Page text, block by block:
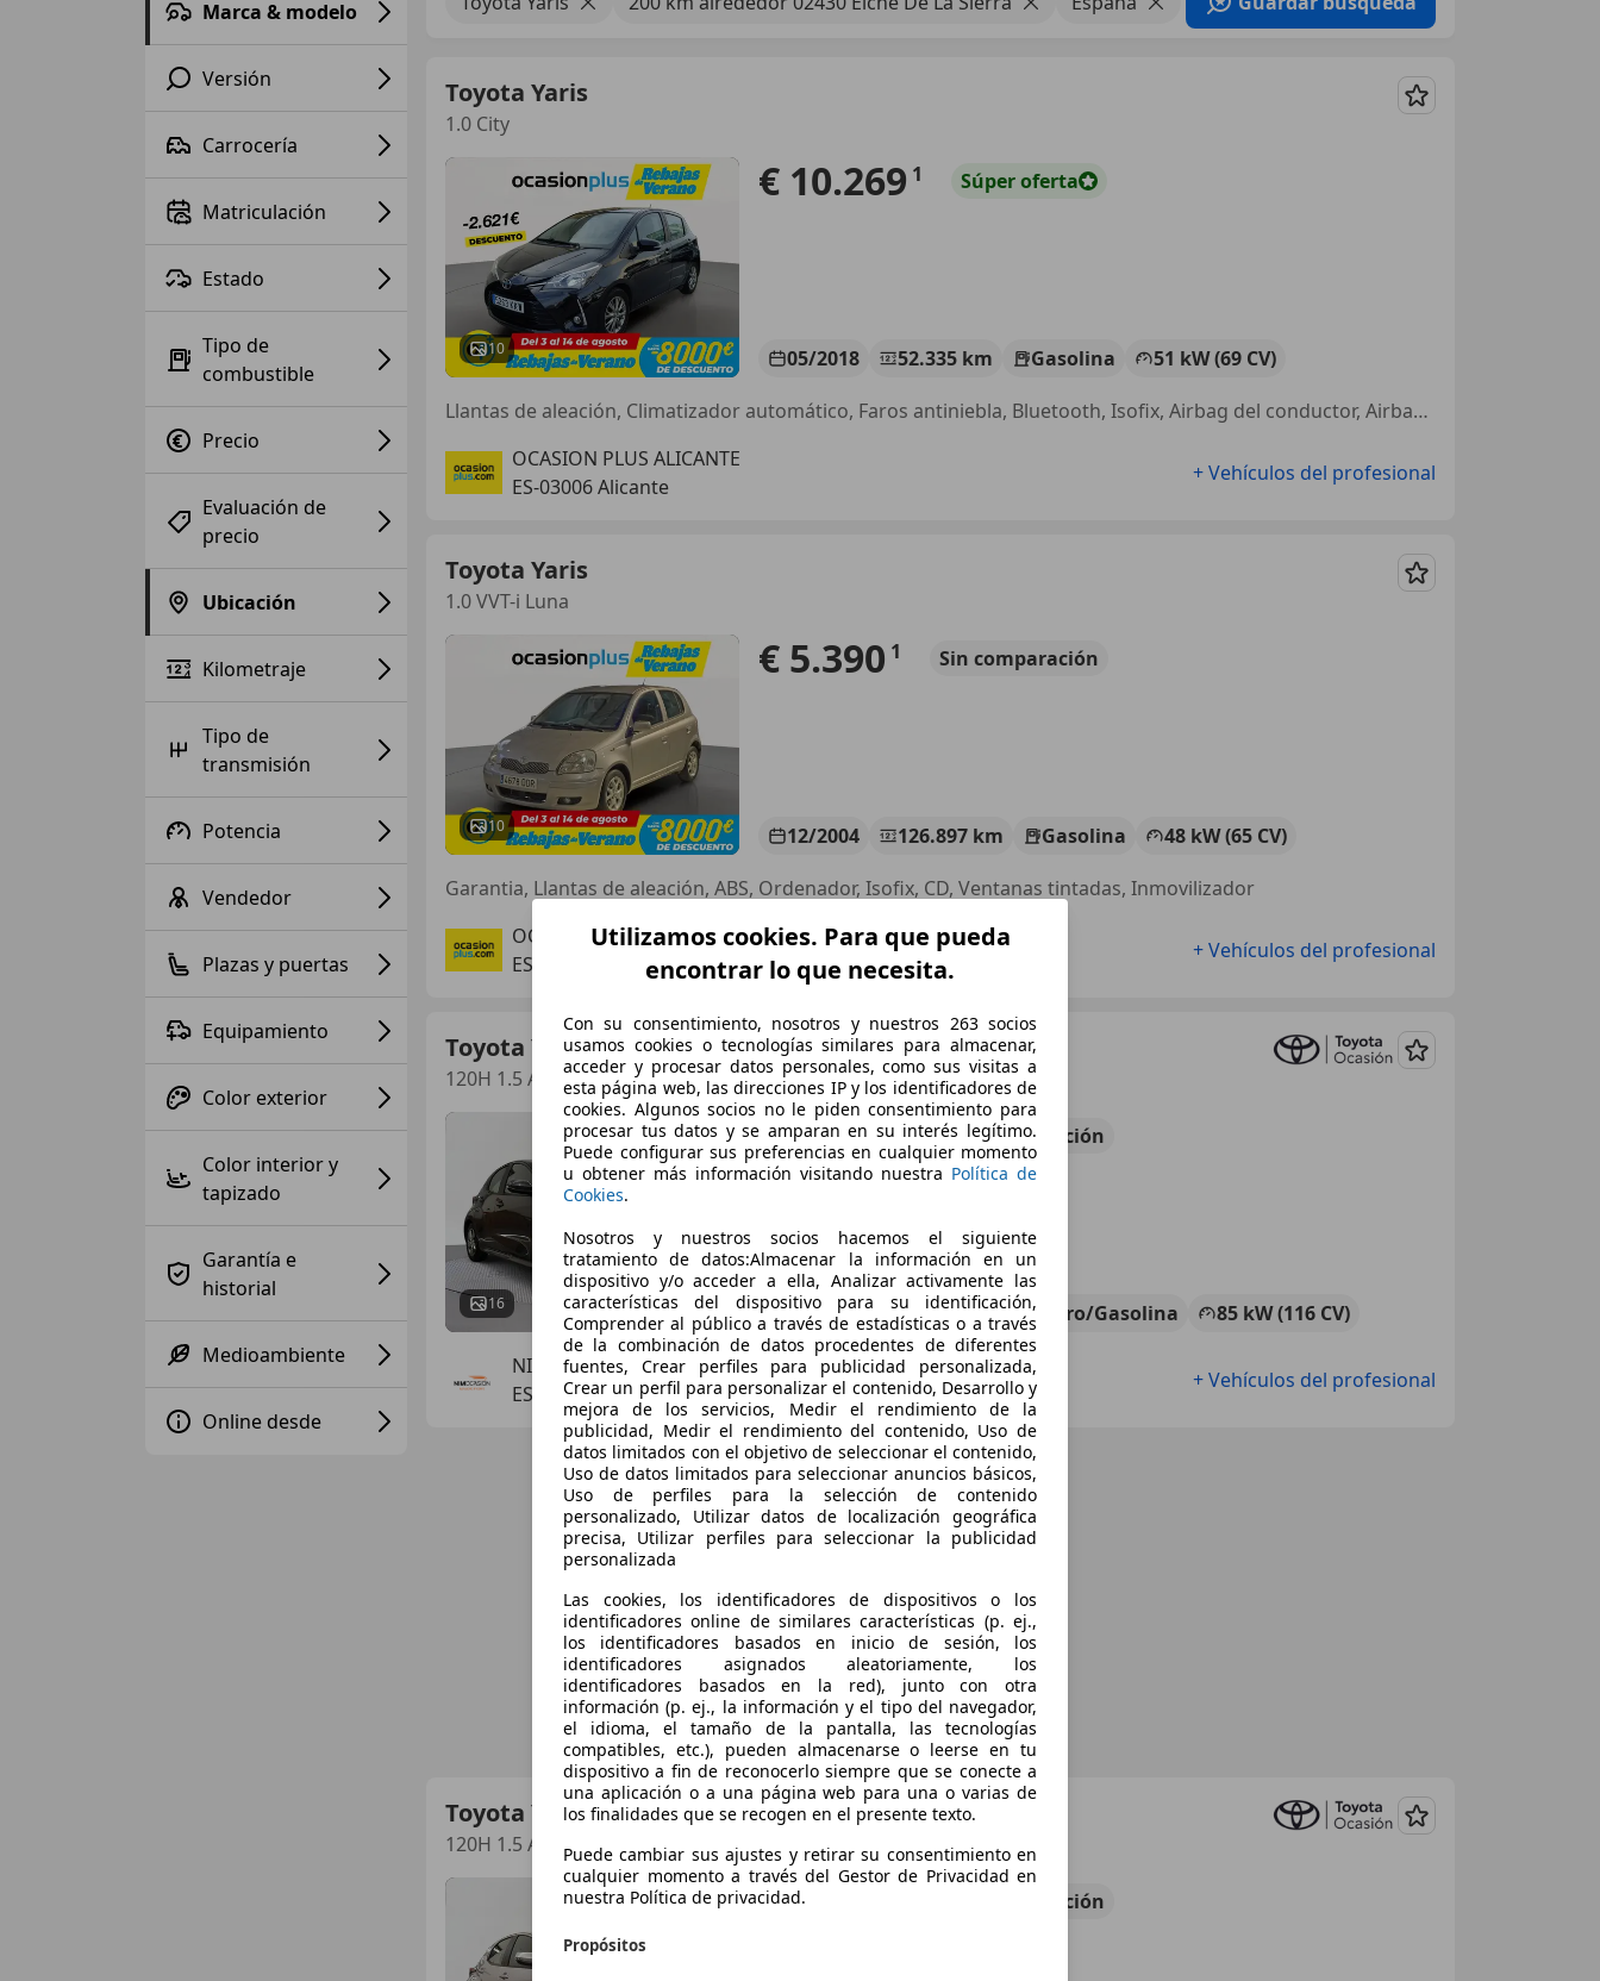
Marca & modelo
Versión
Carrocería
Matriculación
Estado
Tipo de
combustible
Precio
Evaluación de
precio
Ubicación
Kilometraje
Tipo de
transmisión
Potencia
Vendedor
Plazas y puertas
Equipamiento
Color exterior
Color interior y
tapizado
Garantía e
historial
Medioambiente
Online desde
Toyota Yaris
1.0 City
Guardar
10
€ 10.269 1 Súperoferta
05/2018 52.335 km Gasolina
51 kW (69 CV)
Llantas de aleación, Climatizador automático, Faros antiniebla, Bluetooth, Isofix, Airbag del conductor, Airbags laterales, Cierre centralizado
OCASION PLUS ALICANTE
ES-03006 Alicante
+ Vehículos del profesional
Toyota Yaris
1.0 VVT-i Luna
Guardar
10
€ 5.390 1 Sin comparación
12/2004 126.897 km Gasolina
48 kW (65 CV)
Garantia, Llantas de aleación, ABS, Ordenador, Isofix, CD, Ventanas tintadas, Inmovilizador
OCASIONPLUS MANZANARES
ES-13200 Manzanares
+ Vehículos del profesional
Toyota Yaris
120H 1.5 Active Plus
Guardar
16
€ 22.000 Sincomparación
09/2025 4.606 km Electro/Gasolina
85 kW (116 CV)
NIMOCASION.ES
ES-04230 HUERCAL DE ALMERIA
+ Vehículos del profesional
Toyota Yaris
120H 1.5 Active Plus
Guardar
€ 22.000 comparación
Utilizamos cookies. Para que pueda
encontrar lo que necesita.
Con su consentimiento, nosotros y nuestros 263 socios
usamos cookies o tecnologías similares para almacenar,
acceder y procesar datos personales, como sus visitas a
esta página web, las direcciones IP y los identificadores de
cookies. Algunos socios no le piden consentimiento para
procesar tus datos y se amparan en su interés legítimo.
Puede configurar sus preferencias en cualquier momento
u obtener más información visitando nuestra Política de
Cookies.
Nosotros y nuestros socios hacemos el siguiente
tratamiento de datos:Almacenar la información en un
dispositivo y/o acceder a ella, Analizar activamente las
características del dispositivo para su identificación,
Comprender al público a través de estadísticas o a través
de la combinación de datos procedentes de diferentes
fuentes, Crear perfiles para publicidad personalizada,
Crear un perfil para personalizar el contenido, Desarrollo y
mejora de los servicios, Medir el rendimiento de la
publicidad, Medir el rendimiento del contenido, Uso de
datos limitados con el objetivo de seleccionar el contenido,
Uso de datos limitados para seleccionar anuncios básicos,
Uso de perfiles para la selección de contenido
personalizado, Utilizar datos de localización geográfica
precisa, Utilizar perfiles para seleccionar la publicidad
personalizada
Las cookies, los identificadores de dispositivos o los
identificadores online de similares características (p. ej.,
los identificadores basados en inicio de sesión, los
identificadores asignados aleatoriamente, los
identificadores basados en la red), junto con otra
información (p. ej., la información y el tipo del navegador,
el idioma, el tamaño de la pantalla, las tecnologías
compatibles, etc.), pueden almacenarse o leerse en tu
dispositivo a fin de reconocerlo siempre que se conecte a
una aplicación o a una página web para una o varias de
los finalidades que se recogen en el presente texto.
Puede cambiar sus ajustes y retirar su consentimiento en
cualquier momento a través del Gestor de Privacidad en
nuestra Política de privacidad.
Propósitos